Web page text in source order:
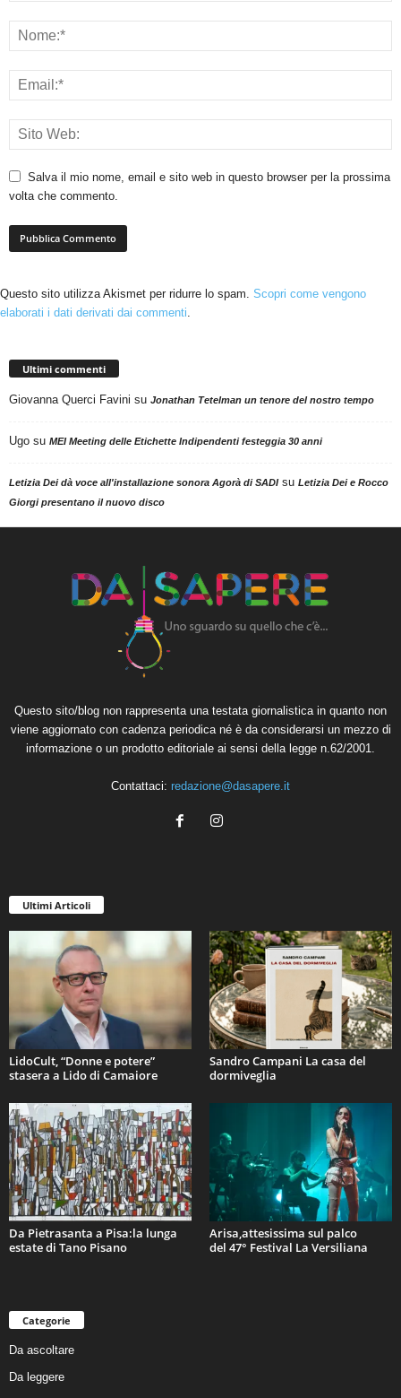
Salva il mio nome, email e sito web in questo browser per la prossima
volta che commento.
Questo sito utilizza Akismet per ridurre lo spam. Scopri come vengono
elaborati i dati derivati dai commenti.
Ultimi commenti
Giovanna Querci Favini su Jonathan Tetelman un tenore del nostro tempo
Ugo su MEI Meeting delle Etichette Indipendenti festeggia 30 anni
Letizia Dei dà voce all'installazione sonora Agorà di SADIsu Letizia Dei e Rocco
Giorgi presentano il nuovo disco
Questo sito/blog non rappresenta una testata giornalistica in quanto non
viene aggiornato con cadenza periodica né è da considerarsi un mezzo di
informazione o un prodotto editoriale ai sensi della legge n.62/2001.
Contattaci: redazione@dasapere.it
Ultimi Articoli
LidoCult, “Donne e potere”
stasera a Lido di Camaiore
Sandro Campani La casa del
dormiveglia
Da Pietrasanta a Pisa:la lunga
estate di Tano Pisano
Arisa,attesissima sul palco
del 47° Festival La Versiliana
Categorie
Da ascoltare
Da leggere